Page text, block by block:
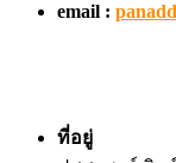
email :
ที่อยู่